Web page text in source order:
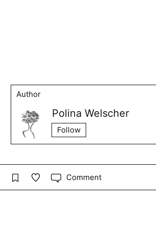
Author
Polina Welscher
Follow
Comment